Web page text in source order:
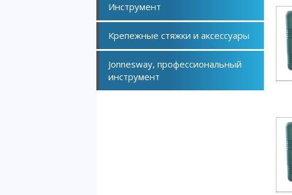
Инструмент
Крепежные стяжки и аксессуары
Jonnesway, профессиональный
инструмент